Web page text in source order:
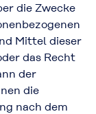
die Zwecke
Mittel dieser
das Recht
der
die
nach dem